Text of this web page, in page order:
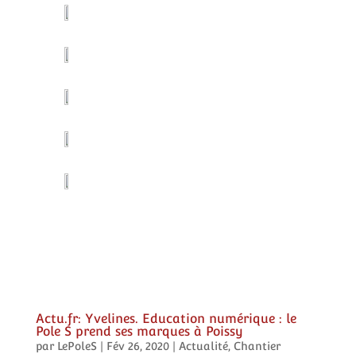
Actu.fr: Yvelines. Education numérique : le
Pole S prend ses marques à Poissy
par LePoleS Fév 26, 2020| Actualité, Chantier